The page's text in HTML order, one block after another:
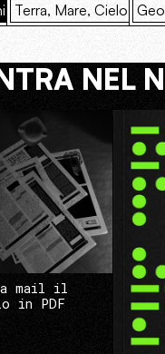
Terra, Mare, Cielo
NEL
mail il
in PDF